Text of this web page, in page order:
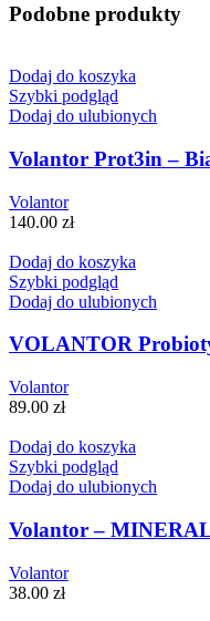
Podobne produkty
Dodaj do koszyka
Szybki podgląd
Dodaj do ulubionych
Volantor Prot3in –
Volantor
140.00 zł
Dodaj do koszyka
Szybki podgląd
Dodaj do ulubionych
VOLANTOR
Volantor
89.00 zł
Dodaj do koszyka
Szybki podgląd
Dodaj do ulubionych
Volantor –
Volantor
38.00 zł